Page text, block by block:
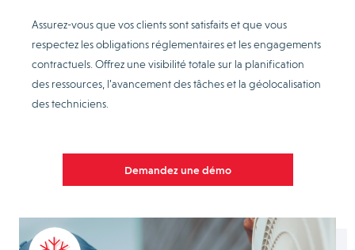
Assurez-vous que vos clients sont satisfaits et que vous
respectez les obligations réglementaires et les engagements
contractuels. Offrez une visibilité totale sur la planification
des ressources, l’avancement des tâches et la géolocalisation
des techniciens.
Demandez une démo